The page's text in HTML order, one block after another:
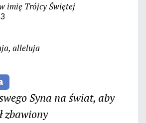
imię Trójcy Świętej
alleluja
Syna na świat, aby
zbawiony